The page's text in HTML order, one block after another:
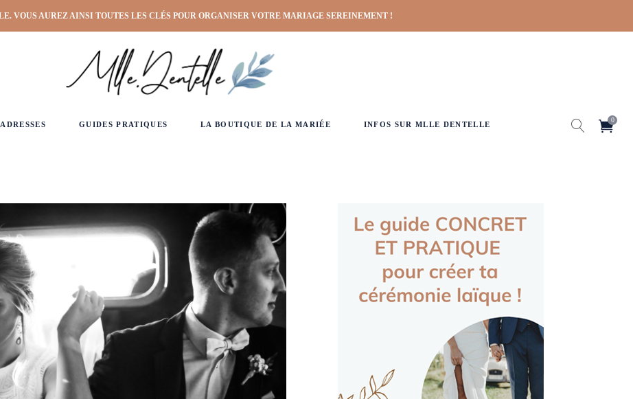
VOUS AUREZ AINSI TOUTES LES CLÉS POUR ORGANISER VOTRE MARIAGE SEREINEMENT !
GUIDES PRATIQUES LA BOUTIQUE DE LA MARIÉE INFOS SUR MLLE DENTELLE
0